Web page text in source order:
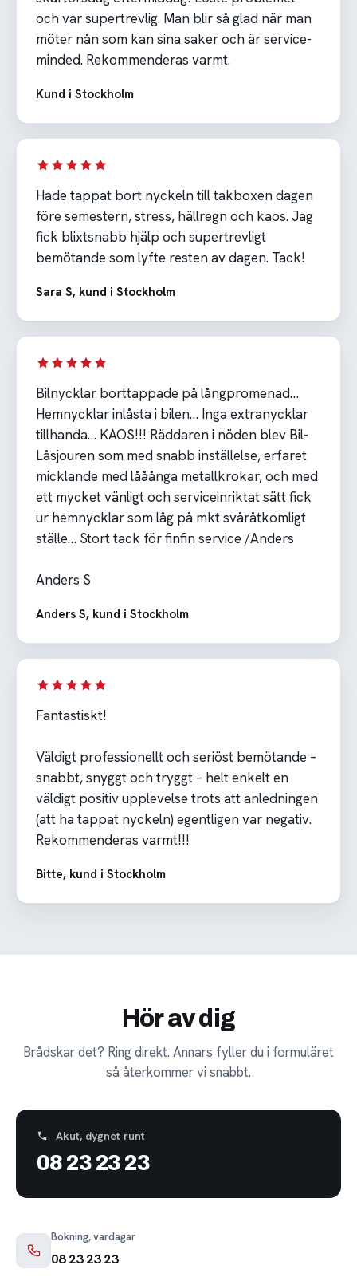
och var supertrevlig. Man blir så glad när man
möter nån som kan sina saker och är service-
minded. Rekommenderas varmt.
Kund i Stockholm
Hade tappat bort nyckeln till takboxen dagen
före semestern, stress, hällregn och kaos. Jag
fick blixtsnabb hjälp och supertrevligt
bemötande som lyfte resten av dagen. Tack!
Sara S, kund i Stockholm
Bilnycklar borttappade på långpromenad…
Hemnycklar inlåsta i bilen… Inga extranycklar
tillhanda… KAOS!!! Räddaren i nöden blev Bil-
Låsjouren som med snabb inställelse, erfaret
micklande med lååånga metallkrokar, och med
ett mycket vänligt och serviceinriktat sätt fick
ur hemnycklar som låg på mkt svåråtkomligt
ställe… Stort tack för finfin service /Anders
Anders S
Anders S, kund i Stockholm
Fantastiskt!
Väldigt professionellt och seriöst bemötande –
snabbt, snyggt och tryggt – helt enkelt en
väldigt positiv upplevelse trots att anledningen
(att ha tappat nyckeln) egentligen var negativ.
Rekommenderas varmt!!!
Bitte, kund i Stockholm
Hör av dig
Brådskar det? Ring direkt. Annars fyller du i formuläret
så återkommer vi snabbt.
Akut, dygnet runt
08 23 23 23
Bokning, vardagar
08 23 23 23